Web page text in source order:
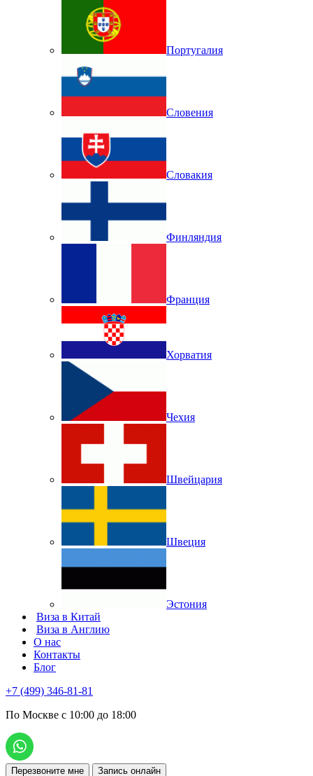
Португалия
Словения
Словакия
Финляндия
Франция
Хорватия
Чехия
Швейцария
Швеция
Эстония
Виза в Китай
Виза в Англию
О нас
Контакты
Блог
+7 (499) 346-81-81
По Москве с 10:00 до 18:00
Перезвоните мне Запись онлайн